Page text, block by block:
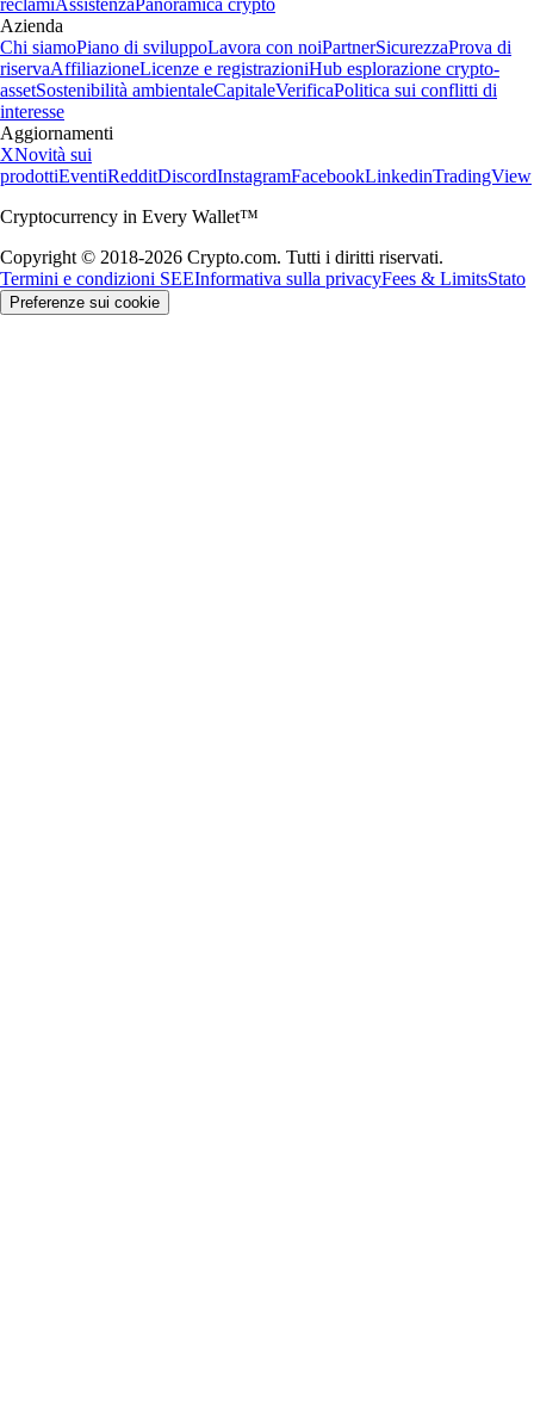
reclamiAssistenza Panoramica crypto
Azienda
Chi siamoPiano di sviluppoLavora con noiPartnerSicurezzaProva di
riservaAffiliazioneLicenze e registrazioniHub esplorazione crypto-
assetSostenibilità ambientaleCapitaleVerificaPolitica sui conflitti di
interesse
Aggiornamenti
XNovità sui
prodottiEventiRedditDiscordInstagramFacebookLinkedinTradingView
Cryptocurrency in Every Wallet™
Copyright © 2018-2026 Crypto.com. Tutti i diritti riservati.
Termini e condizioni SEEInformativa sulla privacyFees & LimitsStato
Preferenze sui cookie